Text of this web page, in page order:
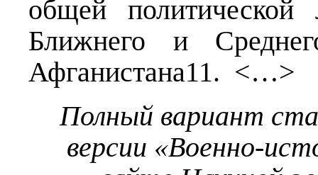
общей
Ближнего и
Афганистана11. <…>
Полный вариант
версии «Военно-